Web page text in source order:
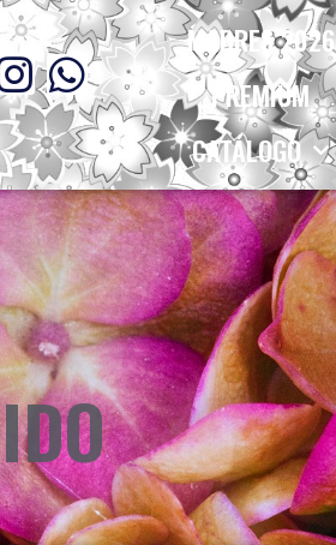
MADRES 2026
PREMIUM
CATÁLOGO